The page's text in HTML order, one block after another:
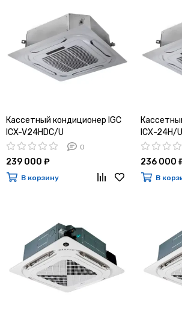
Кассетный кондиционер IGC
ICX-V24HDC/U
0
239 000 ₽
В корзину
ICХ-24H/U
236 000
В